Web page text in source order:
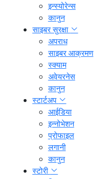
इन्स्योरेन्स
कानुन
साइबर सुरक्षा
अपराध
साइबर आक्रमण
स्क्याम
अवेयरनेस
कानुन
स्टार्टअप
आईडिया
इन्नोभेशन
प्रोफाइल
लगानी
कानुन
स्टोरी